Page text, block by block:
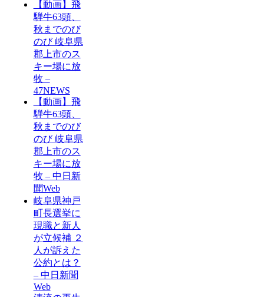
【動画】飛
騨牛63頭、
秋までのび
のび 岐阜県
郡上市のス
キー場に放
牧 –
47NEWS
【動画】飛
騨牛63頭、
秋までのび
のび 岐阜県
郡上市のス
キー場に放
牧 – 中日新
聞Web
岐阜県神戸
町長選挙に
現職と新人
が立候補 ２
人が訴えた
公約とは？
– 中日新聞
Web